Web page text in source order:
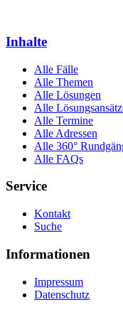
Inhalte
Alle Fälle
Alle Themen
Alle Lösungen
Alle
Alle Termine
Alle Adressen
Alle 360°
Alle FAQs
Service
Kontakt
Suche
Informationen
Impressum
Datenschutz